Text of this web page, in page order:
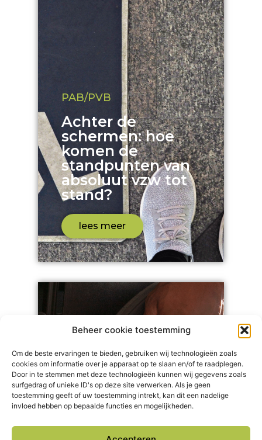
Beheer cookie toestemming
Om de beste ervaringen te bieden, gebruiken wij technologieën zoals
cookies om informatie over je apparaat op te slaan en/of te raadplegen.
Door in te stemmen met deze technologieën kunnen wij gegevens zoals
surfgedrag of unieke ID's op deze site verwerken. Als je geen
toestemming geeft of uw toestemming intrekt, kan dit een nadelige
invloed hebben op bepaalde functies en mogelijkheden.
PAB/PVB
Achter de
schermen: hoe
komen de
standpunten van
absoluut vzw tot
stand?
lees meer
PAB/PVB
Flexi-jobs en